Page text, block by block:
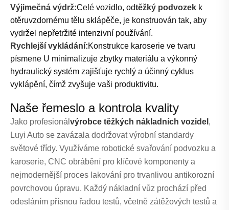
Výjimečná výdrž:Celé vozidlo, odtěžký podvozek k
otěruvzdornému tělu sklápěče, je konstruován tak, aby
vydržel nepřetržité intenzivní používání.
Rychlejší vykládání:Konstrukce karoserie ve tvaru
písmene U minimalizuje zbytky materiálu a výkonný
hydraulický systém zajišťuje rychlý a účinný cyklus
vyklápění, čímž zvyšuje vaši produktivitu.
Naše řemeslo a kontrola kvality
Jako profesionál výrobce těžkých nákladních vozidel ,
Luyi Auto se zavázala dodržovat výrobní standardy
světové třídy. Využíváme robotické svařování podvozku a
karoserie, CNC obrábění pro klíčové komponenty a
nejmodernější proces lakování pro trvanlivou antikorozní
povrchovou úpravu. Každý nákladní vůz prochází před
odesláním přísnou řadou testů, včetně zátěžových testů a